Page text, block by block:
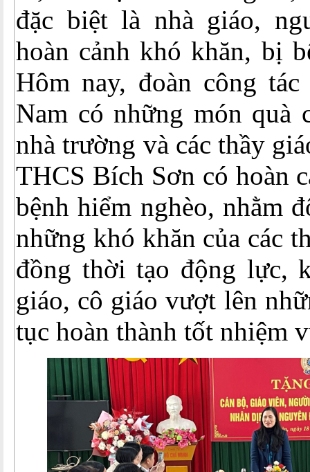
đặc biệt là nhà giáo,
hoàn cảnh khó khăn, bị
Hôm nay, đoàn công
Nam có những món quà
nhà trường và các thầy
THCS Bích Sơn có hoàn
bệnh hiểm nghèo, nhằm
những khó khăn của các
đồng thời tạo động lực,
giáo, cô giáo vượt lên
tục hoàn thành tốt nhiệm